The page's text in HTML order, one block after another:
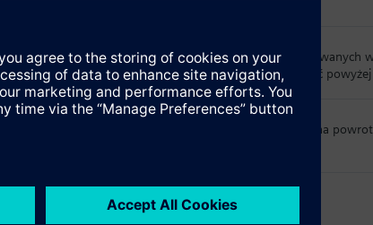
sprężyny powrotnej do zaworów regulacyjnych stosowanych
mm, 24 V AC/DC, 0...10 V DC, 30 s, wysoka rodzielczość
N, skok 20 mm, 3-stawny, 230 V AC, 120 s, sprężyna
2800 N, skok 20 mm, 3-stawny, 230 V AC, 120 s